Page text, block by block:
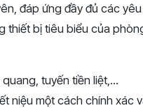
đáp ứng đầy đủ các
thiết bị tiêu biểu của
tuyến tiền liệt,...
niệu một cách chính xác